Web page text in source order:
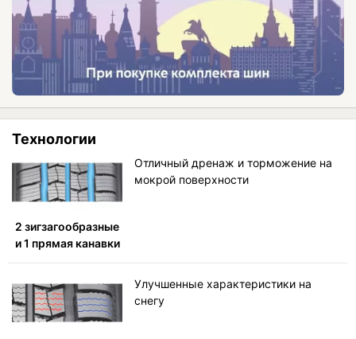
Технологии
2 зигзагообразные
и 1 прямая канавки
Отличный дренаж и торможение на
мокрой поверхности
Улучшенные характеристики на
снегу